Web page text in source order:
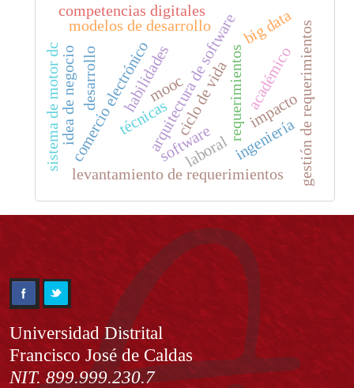
arquitectura de software
comercio electrónico
modelos de desarrollo
levantamiento de requerimientos
técnicas requerimientos
desarrollo ciclo de vida
software
mooc
habilidades impacto
laboral
académicogestión de requerimientos
idea de negocio
competencias digitales
ingeniería
sistema de motor dc
big data
Información
Universidad Distrital
Francisco José de Caldas
NIT. 899.999.230.7